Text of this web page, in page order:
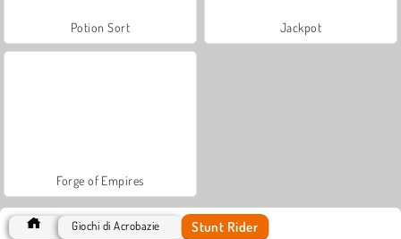
Potion Sort Jackpot
Forge of Empires
Giochi di Acrobazie Stunt Rider